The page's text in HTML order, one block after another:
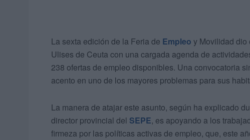
La sexta edición de la Feria de Empleo y Movilidad dio
Ulises de Ceuta con una cargada agenda de
238 ofertas de empleo disponibles. Una convocatoria
acento en uno de los mayores problemas para sus
La manera de atajar este asunto, según ha explicado
director provincial del SEPE, es apoyando a los
firmeza por las políticas activas de empleo, que, este